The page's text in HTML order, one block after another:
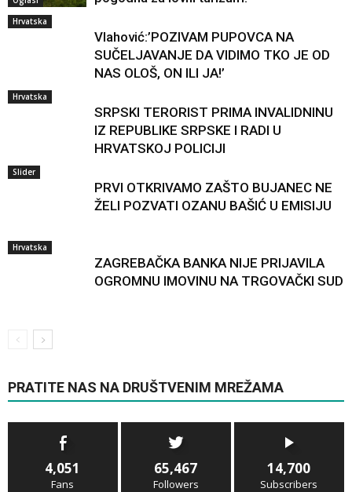
Hrvatska
Vlahović:’POZIVAM PUPOVCA NA
SUČELJAVANJE DA VIDIMO TKO JE OD
NAS OLOŠ, ON ILI JA!’
Hrvatska
SRPSKI TERORIST PRIMA INVALIDNINU
IZ REPUBLIKE SRPSKE I RADI U
HRVATSKOJ POLICIJI
Slider
PRVI OTKRIVAMO ZAŠTO BUJANEC NE
ŽELI POZVATI OZANU BAŠIĆ U EMISIJU
Hrvatska
ZAGREBAČKA BANKA NIJE PRIJAVILA
OGROMNU IMOVINU NA TRGOVAČKI SUD
PRATITE NAS NA DRUŠTVENIM MREŽAMA
4,051
Fans
65,467
Followers
14,700
Subscribers